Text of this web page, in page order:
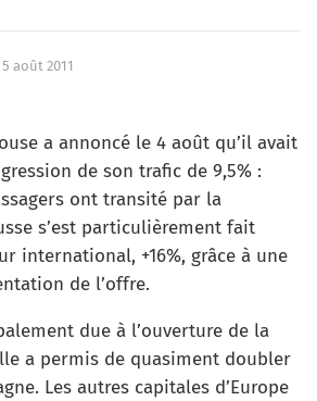
5 août 2011
a annoncé le 4 août qu’il avait
de son trafic de 9,5% :
ont transité par la
s’est particulièrement fait
international, +16%, grâce à une
de l’offre.
due à l’ouverture de la
a permis de quasiment doubler
Les autres capitales d’Europe